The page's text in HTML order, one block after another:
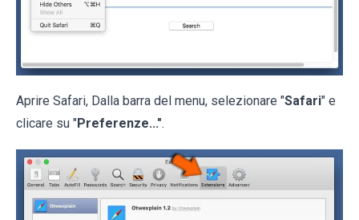
Aprire Safari, Dalla barra del menu, selezionare "Safari" e
clicare su "Preferenze...".